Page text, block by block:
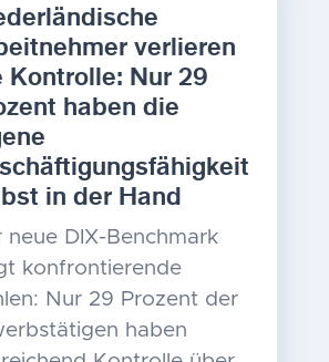
verlieren
Kontrolle: Nur 29
haben die
in der Hand
neue DIX-Benchmark
konfrontierende
Nur 29 Prozent der
haben